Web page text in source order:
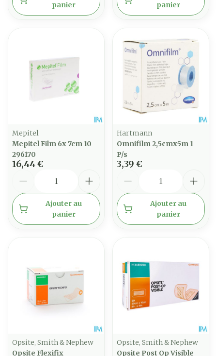
panier
panier
Mepitel
Mepitel Film 6x 7cm 10
296170
16,44 €
Ajouter au
panier
Hartmann
Omnifilm 2,5cmx5m 1
P/s
3,39 €
Ajouter au
panier
Opsite, Smith & Nephew
Opsite Flexifix
Opsite, Smith & Nephew
Opsite Post Op Visible